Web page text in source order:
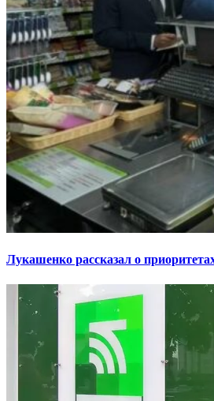
Лукашенко рассказал о